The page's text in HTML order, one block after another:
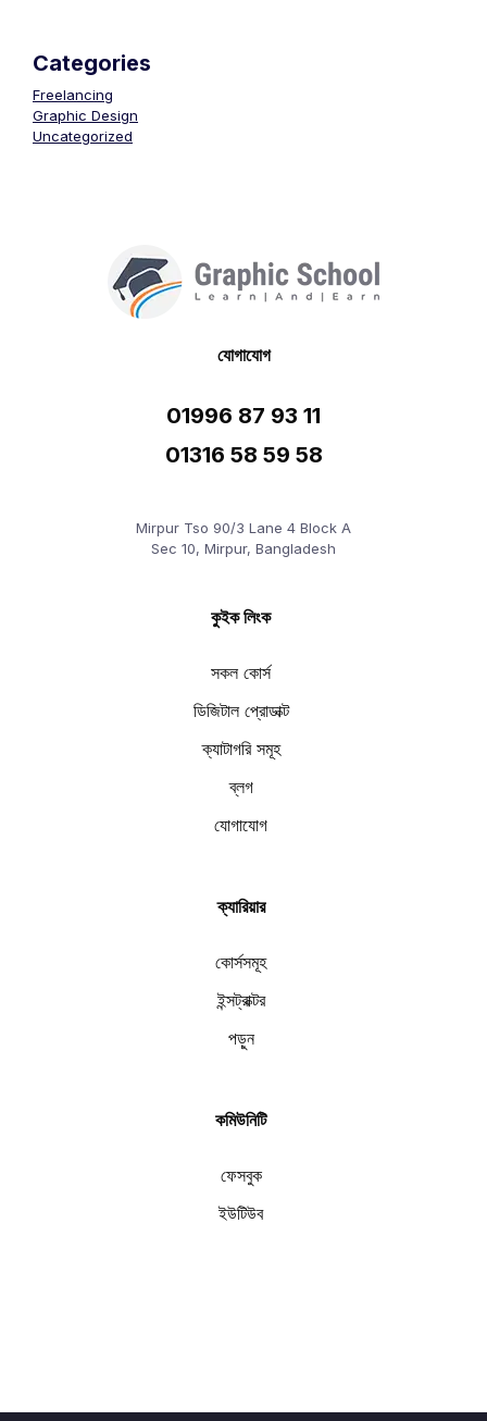
Categories
Freelancing
Graphic Design
Uncategorized
যোগাযোগ
01996 87 93 11
01316 58 59 58
Mirpur Tso 90/3 Lane 4 Block A
Sec 10, Mirpur, Bangladesh
কুইক লিংক
সকল কোর্স
ডিজিটাল প্রোডাক্ট
ক্যাটাগরি সমূহ
ব্লগ
যোগাযোগ
ক্যারিয়ার
কোর্সসমূহ
ইন্সট্রাক্টর
পড়ুন
কমিউনিটি
ফেসবুক
ইউটিউব